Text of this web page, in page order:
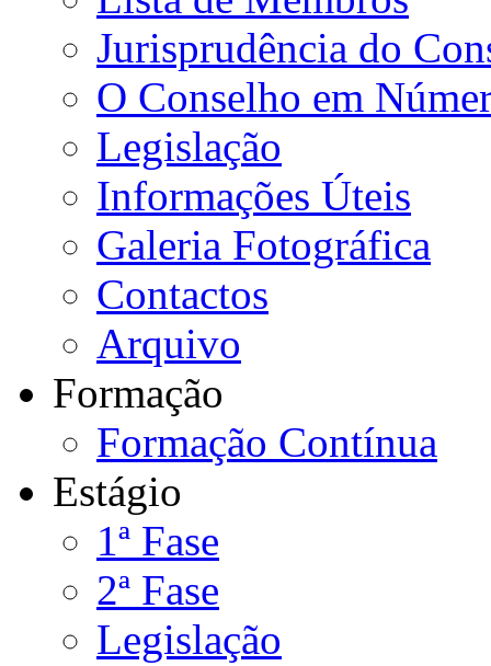
Jurisprudência do
O Conselho em
Legislação
Informações Úteis
Galeria Fotográfica
Contactos
Arquivo
Formação
Formação Contínua
Estágio
1ª Fase
2ª Fase
Legislação